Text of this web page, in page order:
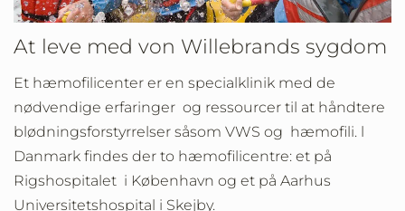
At leve med von Willebrands sygdom
Et hæmofilicenter er en specialklinik med de
nødvendige erfaringer og ressourcer til at håndtere
blødningsforstyrrelser såsom VWS og hæmofili. l
Danmark findes der to hæmofilicentre: et på
Rigshospitalet i København og et på Aarhus
Universitetshospital i Skejby.